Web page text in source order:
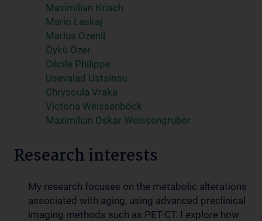
Maximilian Krisch
Mario Laskaj
Marius Ozenil
Öykü Özer
Cécile Philippe
Usevalad Ustsinau
Chrysoula Vraka
Victoria Weissenböck
Maximilian Oskar Weissengruber
Research interests
My research focuses on the metabolic alterations
associated with aging, using advanced preclinical
imaging methods such as PET-CT. I explore how